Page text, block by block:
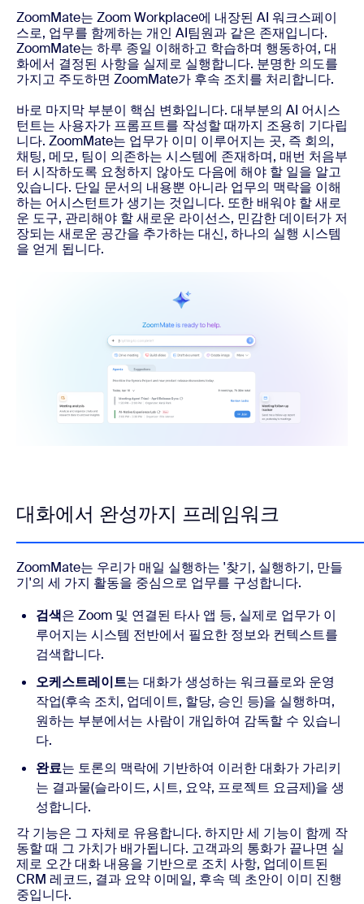
ZoomMate는 Zoom Workplace에 내장된 AI 워크스페이
스로, 업무를 함께하는 개인 AI팀원과 같은 존재입니다.
ZoomMate는 하루 종일 이해하고 학습하며 행동하여, 대
화에서 결정된 사항을 실제로 실행합니다. 분명한 의도를
가지고 주도하면 ZoomMate가 후속 조치를 처리합니다.
바로 마지막 부분이 핵심 변화입니다. 대부분의 AI 어시스
턴트는 사용자가 프롬프트를 작성할 때까지 조용히 기다립
니다. ZoomMate는 업무가 이미 이루어지는 곳, 즉 회의,
채팅, 메모, 팀이 의존하는 시스템에 존재하며, 매번 처음부
터 시작하도록 요청하지 않아도 다음에 해야 할 일을 알고
있습니다. 단일 문서의 내용뿐 아니라 업무의 맥락을 이해
하는 어시스턴트가 생기는 것입니다. 또한 배워야 할 새로
운 도구, 관리해야 할 새로운 라이선스, 민감한 데이터가 저
장되는 새로운 공간을 추가하는 대신, 하나의 실행 시스템
을 얻게 됩니다.
대화에서 완성까지 프레임워크
ZoomMate는 우리가 매일 실행하는 '찾기, 실행하기, 만들
기'의 세 가지 활동을 중심으로 업무를 구성합니다.
검색은 Zoom 및 연결된 타사 앱 등, 실제로 업무가 이
루어지는 시스템 전반에서 필요한 정보와 컨텍스트를
검색합니다.
오케스트레이트는 대화가 생성하는 워크플로와 운영
작업(후속 조치, 업데이트, 할당, 승인 등)을 실행하며,
원하는 부분에서는 사람이 개입하여 감독할 수 있습니
다.
완료는 토론의 맥락에 기반하여 이러한 대화가 가리키
는 결과물(슬라이드, 시트, 요약, 프로젝트 요금제)을 생
성합니다.
각 기능은 그 자체로 유용합니다. 하지만 세 기능이 함께 작
동할 때 그 가치가 배가됩니다. 고객과의 통화가 끝나면 실
제로 오간 대화 내용을 기반으로 조치 사항, 업데이트된
CRM 레코드, 결과 요약 이메일, 후속 덱 초안이 이미 진행
중입니다.